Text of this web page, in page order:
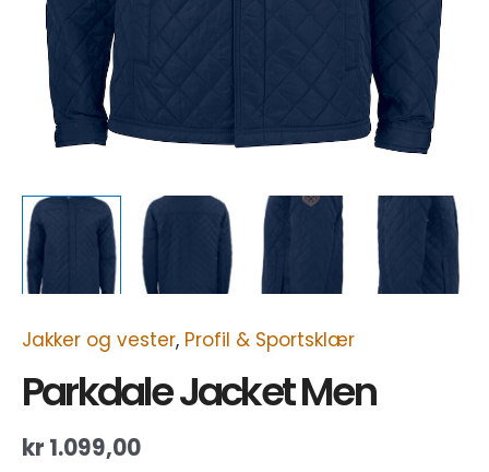
Jakker og vester, Profil & Sportsklær
Parkdale Jacket Men
kr 1.099,00